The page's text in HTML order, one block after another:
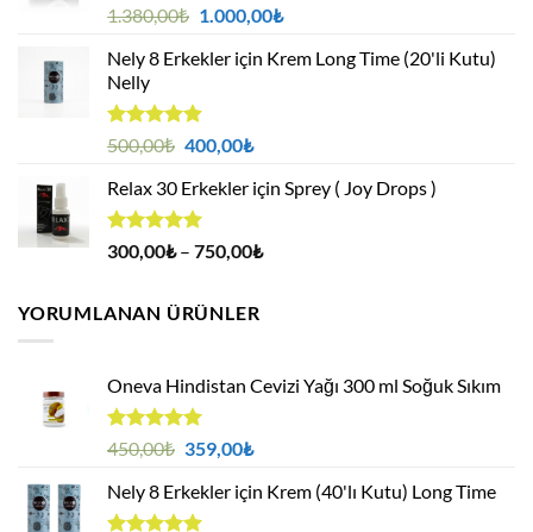
5 üzerinden
oy
aldı
1.380,00₺ Orijinal
1.380,00₺.
1.000,00₺Şu
fiyat:
Nely 8 Erkekler için Krem Long Time (20'li Kutu)
Nelly
5 üzerinden
oy
aldı
500,00₺ Orijinal
500,00₺.
400,00₺Şu
fiyat:
Relax 30 Erkekler için Sprey ( Joy Drops )
5 üzerinden
4.94oy
300,00₺ – 750,00₺Fiyat
YORUMLANAN ÜRÜNLER
Oneva Hindistan Cevizi Yağı 300 ml Soğuk Sıkım
5 üzerinden
oy
aldı
450,00₺ Orijinal
450,00₺.
359,00₺Şu
fiyat:
Nely 8 Erkekler için Krem (40'lı Kutu) Long Time